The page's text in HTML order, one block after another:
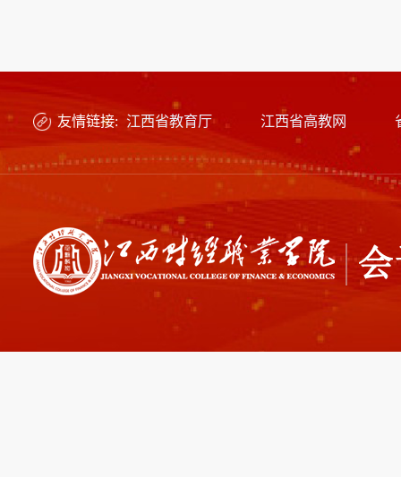
友情链接: 江西省教育厅 江西省高教网